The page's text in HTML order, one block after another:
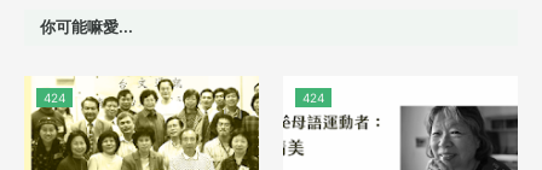
你可能嘛愛...
424 424